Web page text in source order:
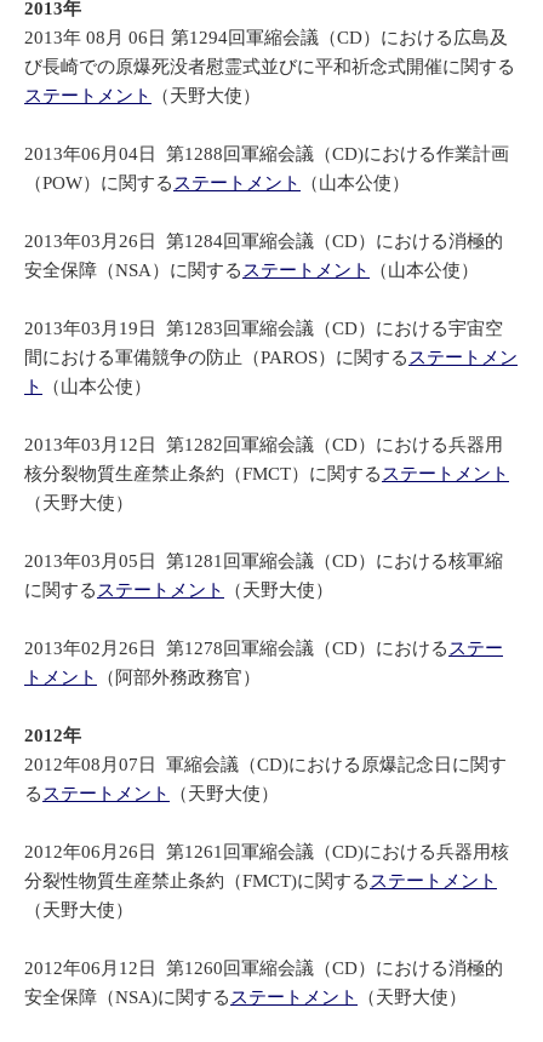
2013年
2013年 08月 06日 第1294回軍縮会議（CD）における広島及
び長崎での原爆死没者慰霊式並びに平和祈念式開催に関する
ステートメント
（天野大使）
2013年06月04日 第1288回軍縮会議（CD)における作業計画
（POW）に関する ステートメント （山本公使）
2013年03月26日 第1284回軍縮会議（CD）における消極的
安全保障（NSA）に関する ステートメント （山本公使）
2013年03月19日 第1283回軍縮会議（CD）における宇宙空
間における軍備競争の防止（PAROS）に関する ステートメン
ト
（山本公使）
2013年03月12日 第1282回軍縮会議（CD）における兵器用
核分裂物質生産禁止条約（FMCT）に関する ステートメント
（天野大使）
2013年03月05日 第1281回軍縮会議（CD）における核軍縮
に関する ステートメント （天野大使）
2013年02月26日 第1278回軍縮会議（CD）における ステー
トメント
（阿部外務政務官）
2012年
2012年08月07日 軍縮会議（CD)における原爆記念日に関す
る ステートメント （天野大使）
2012年06月26日 第1261回軍縮会議（CD)における兵器用核
分裂性物質生産禁止条約（FMCT)に関する ステートメント
（天野大使）
2012年06月12日 第1260回軍縮会議（CD）における消極的
安全保障（NSA)に関する ステートメント （天野大使）